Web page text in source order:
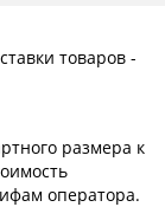
товаров -
размера к
оператора.